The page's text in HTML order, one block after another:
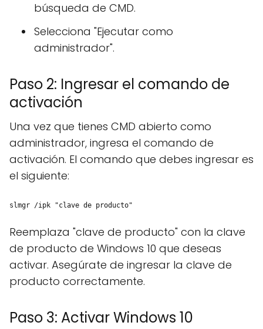
búsqueda de CMD.
Selecciona "Ejecutar como
administrador".
Paso 2: Ingresar el comando de
activación
Una vez que tienes CMD abierto como
administrador, ingresa el comando de
activación. El comando que debes ingresar es
el siguiente:
slmgr /ipk "clave de producto"
Reemplaza "clave de producto" con la clave
de producto de Windows 10 que deseas
activar. Asegúrate de ingresar la clave de
producto correctamente.
Paso 3: Activar Windows 10